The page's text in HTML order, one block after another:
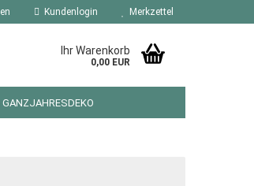
Kundenlogin Merkzettel
Ihr Warenkorb
0,00 EUR